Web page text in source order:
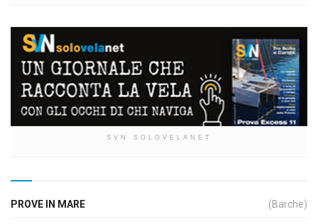
SVN SOLOVELANET
PROVE IN MARE (Barche)